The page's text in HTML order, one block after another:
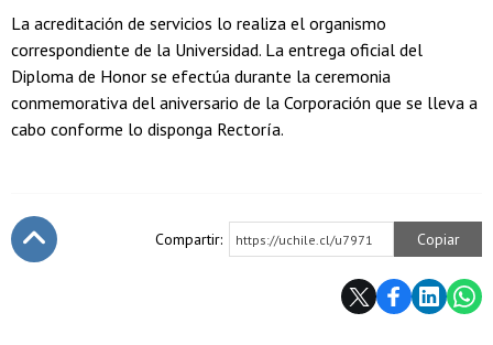
La acreditación de servicios lo realiza el organismo
correspondiente de la Universidad. La entrega oficial del
Diploma de Honor se efectúa durante la ceremonia
conmemorativa del aniversario de la Corporación que se lleva a
cabo conforme lo disponga Rectoría.
Compartir: https://uchile.cl/u7971 Copiar